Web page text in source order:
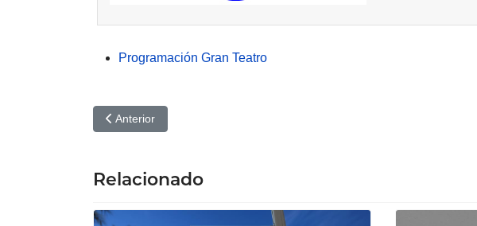
Programación Gran Teatro
Artículo anterior: Katiuska: Coral Ilicitana, Gran Teatro de Elche
Anterior
Relacionado